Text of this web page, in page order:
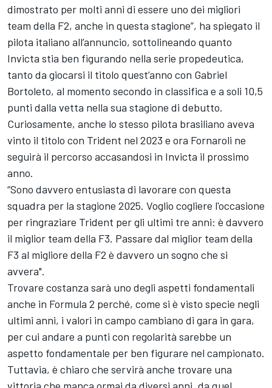
dimostrato per molti anni di essere uno dei migliori
team della F2, anche in questa stagione”, ha spiegato il
pilota italiano all’annuncio, sottolineando quanto
Invicta stia ben figurando nella serie propedeutica,
tanto da giocarsi il titolo quest’anno con Gabriel
Bortoleto, al momento secondo in classifica e a soli 10,5
punti dalla vetta nella sua stagione di debutto.
Curiosamente, anche lo stesso pilota brasiliano aveva
vinto il titolo con Trident nel 2023 e ora Fornaroli ne
seguirà il percorso accasandosi in Invicta il prossimo
anno.
“Sono davvero entusiasta di lavorare con questa
squadra per la stagione 2025. Voglio cogliere l'occasione
per ringraziare Trident per gli ultimi tre anni: è davvero
il miglior team della F3. Passare dal miglior team della
F3 al migliore della F2 è davvero un sogno che si
avvera".
Trovare costanza sarà uno degli aspetti fondamentali
anche in Formula 2 perché, come si è visto specie negli
ultimi anni, i valori in campo cambiano di gara in gara,
per cui andare a punti con regolarità sarebbe un
aspetto fondamentale per ben figurare nel campionato.
Tuttavia, è chiaro che servirà anche trovare una